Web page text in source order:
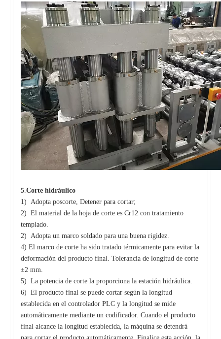
5.Corte hidráulico
1) Adopta poscorte, Detener para cortar;
2) El material de la hoja de corte es Cr12 con tratamiento
templado.
2) Adopta un marco soldado para una buena rigidez.
4) El marco de corte ha sido tratado térmicamente para evitar la
deformación del producto final. Tolerancia de longitud de corte
±2 mm.
5) La potencia de corte la proporciona la estación hidráulica.
6) El producto final se puede cortar según la longitud
establecida en el controlador PLC y la longitud se mide
automáticamente mediante un codificador. Cuando el producto
final alcance la longitud establecida, la máquina se detendrá